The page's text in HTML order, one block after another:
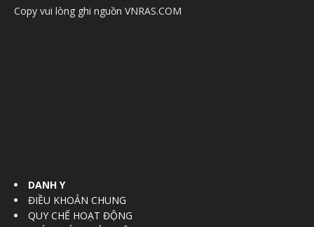
Copy vui lòng ghi nguồn VNRAS.COM
DANH Y
ĐIỀU KHOẢN CHUNG
QUY CHẾ HOẠT ĐỘNG